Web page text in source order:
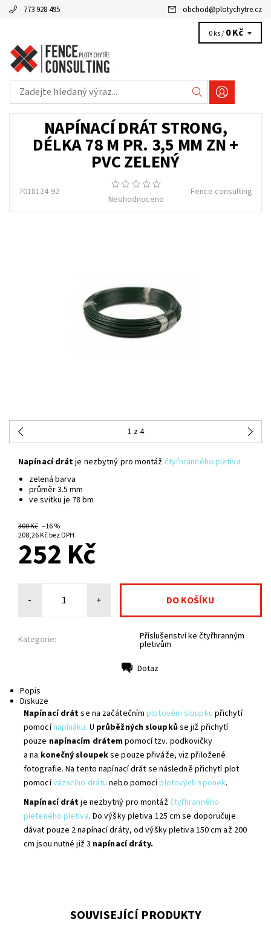
773 928 495 obchod@plotychytre.cz
0 ks / 0 Kč
NAPÍNACÍ DRÁT STRONG,
DÉLKA 78 M PR. 3,5 MM ZN +
PVC ZELENÝ
7018124-92
Neohodnoceno
Fence consulting
1 z 4
Napínací drátje nezbytný pro montáž čtyřhranného pletiva
zelená barva
průměr 3.5 mm
ve svitku je 78 bm
300 Kč –16 %
208,26 Kč bez DPH
252 Kč
- +
Kategorie: Příslušenství ke čtyřhranným
pletivům
Dotaz
Popis
Diskuze
Napínací drátse na začátečním plotovém sloupku přichytí
pomocínapínáku. U průběžnýchsloupkůse již přichytí
pouze napínacím drátempomocí tzv. podkovičky
a na konečný sloupekse pouze přiváže, viz přiložené
fotografie. Na tento napínací drát se následně přichytí plot
pomocívázacího drátu nebo pomocíplotových sponek.
Napínací drátje nezbytný pro montáž čtyřhranného
pleteného pletiva. Do výšky pletiva 125 cm se doporučuje
dávat pouze 2 napínací dráty, od výšky pletiva 150 cm až 200
cm jsou nutné již 3 napínací dráty.
SOUVISEJÍCÍ PRODUKTY